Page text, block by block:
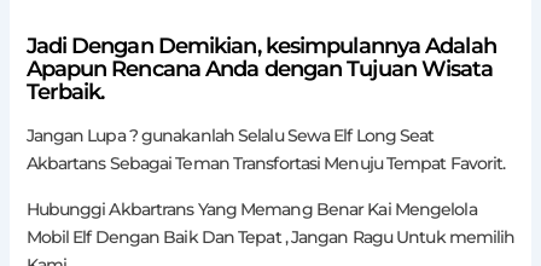
Jadi Dengan Demikian, kesimpulannya Adalah
Apapun Rencana Anda dengan Tujuan Wisata
Terbaik.
Jangan Lupa ? gunakanlah Selalu Sewa Elf Long Seat
Akbartans Sebagai Teman Transfortasi Menuju Tempat Favorit.
Hubunggi Akbartrans Yang Memang Benar Kai Mengelola
Mobil Elf Dengan Baik Dan Tepat , Jangan Ragu Untuk memilih